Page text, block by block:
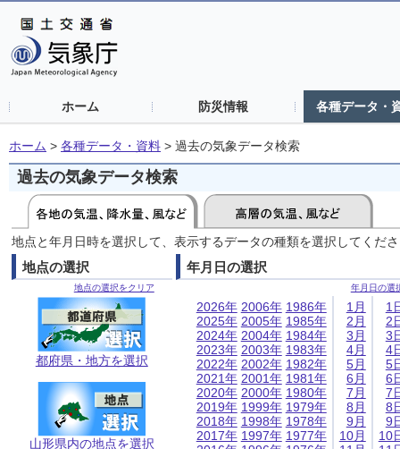
ホーム 防災情報 各種データ・
ホーム > 各種データ・資料 > 過去の気象データ検索
過去の気象データ検索
地点と年月日時を選択して、表示するデータの種類を選択してくだ
地点の選択
地点の選択をクリア
都府県・地方を選択
山形県内の地点を選択
年月日の選択
年月日の選
2026年
2025年
2024年
2023年
2022年
2021年
2020年
2019年
2018年
2017年
2006年
2005年
2004年
2003年
2002年
2001年
2000年
1999年
1998年
1997年
1986年
1985年
1984年
1983年
1982年
1981年
1980年
1979年
1978年
1977年
1月
2月
3月
4月
5月
6月
7月
8月
9月
10月
1
2
3
4
5
6
7
8
9
10